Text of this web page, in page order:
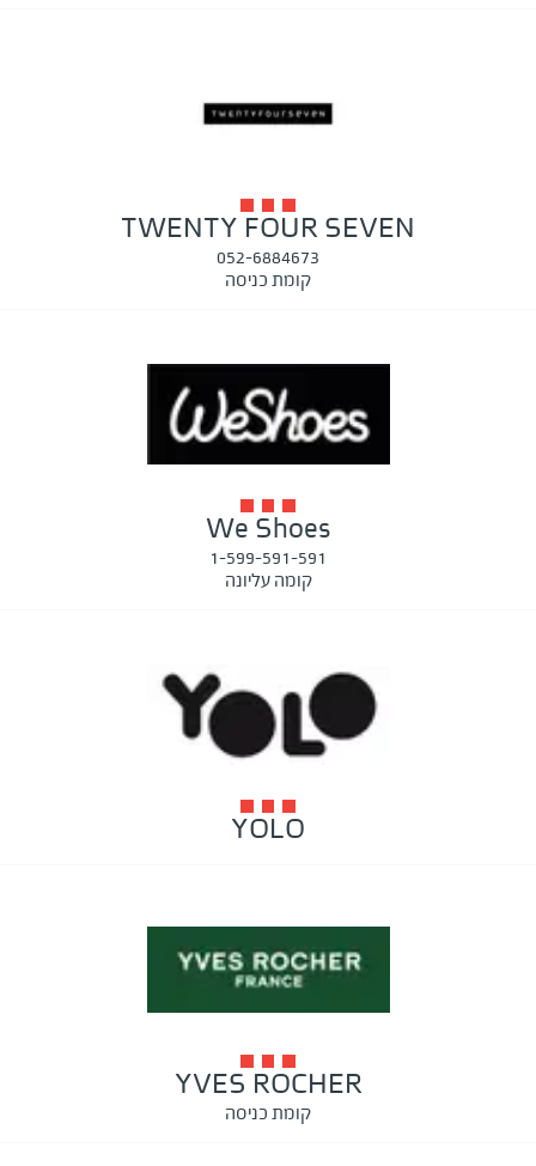
TWENTY FOUR SEVEN
052-6884673
קומת כניסה
We Shoes
1-599-591-591
קומה עליונה
YOLO
YVES ROCHER
קומת כניסה